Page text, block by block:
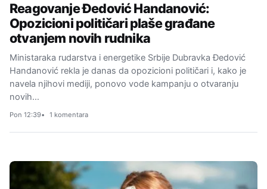
Reagovanje Đedović Handanović:
Opozicioni političari plaše građane
otvanjem novih rudnika
Ministaraka rudarstva i energetike Srbije Dubravka Đedović
Handanović rekla je danas da opozicioni političari i, kako je
navela njihovi mediji, ponovo vode kampanju o otvaranju
novih…
Pon 12:39 1 komentara